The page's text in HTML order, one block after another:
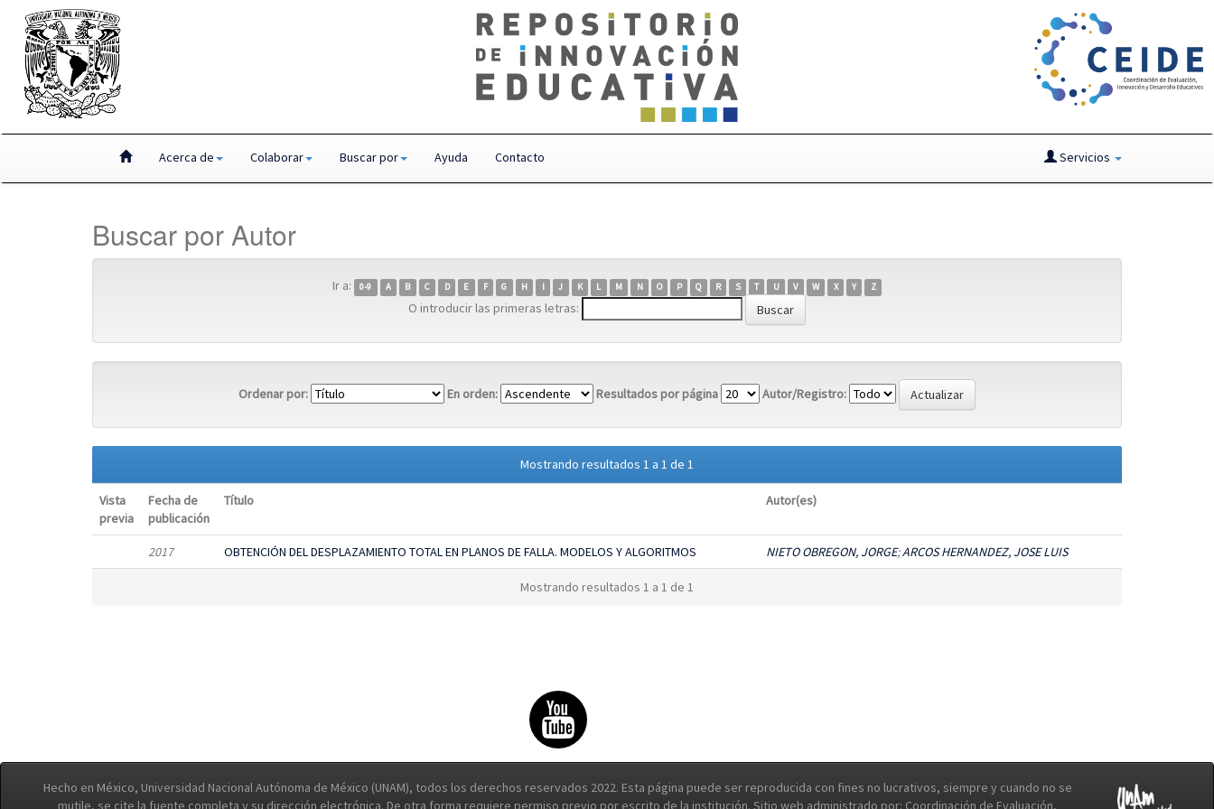
Acerca de Colaborar Buscar por Ayuda Contacto Servicios
Buscar por Autor
Ir a: 0-9 A B C D E F G H I J K L M N O P Q R S T U V W X Y Z
O introducir las primeras letras:
Ordenar por: En orden: Resultados por página Autor/Registro:
Mostrando resultados 1 a 1 de 1
Vista
previa
Fecha de
publicación
Título Autor(es)
2017 OBTENCIÓN DEL DESPLAZAMIENTO TOTAL EN PLANOS DE FALLA. MODELOS Y ALGORITMOS NIETO OBREGON, JORGE;ARCOS HERNANDEZ, JOSE LUIS
Mostrando resultados 1 a 1 de 1
Hecho en México, Universidad Nacional Autónoma de México (UNAM), todos los derechos reservados 2022. Esta página puede ser reproducida con fines no lucrativos, siempre y cuando no se